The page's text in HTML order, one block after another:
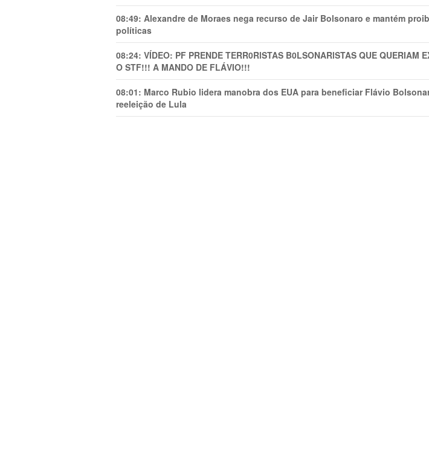
08:49: Alexandre de Moraes nega recurso de Jair Bolsonaro e mantém
políticas
08:24: VÍDEO: PF PRENDE TERR0RlSTAS B0LSONARlSTAS QUE QUERIAM
O STF!!! A MANDO DE FLÁVIO!!!
08:01: Marco Rubio lidera manobra dos EUA para beneficiar Flávio
reeleição de Lula